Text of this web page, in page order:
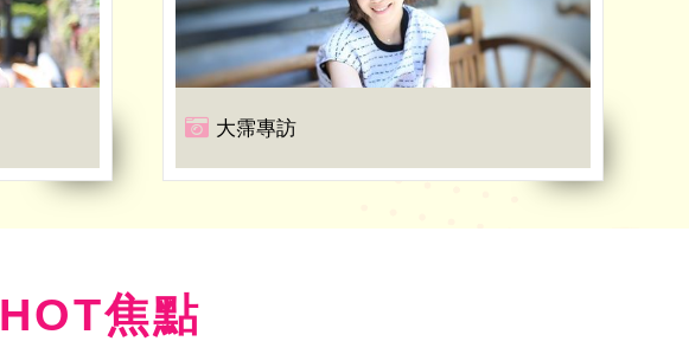
大霈專訪
HOT焦點